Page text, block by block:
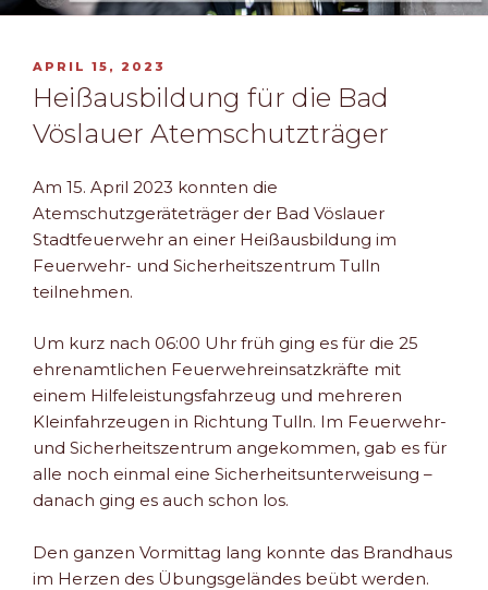
VERÖFFENTLICHT
AM
APRIL 15, 2023
Heißausbildung für die Bad
Vöslauer Atemschutzträger
Am 15. April 2023 konnten die
Atemschutzgeräteträger der Bad Vöslauer
Stadtfeuerwehr an einer Heißausbildung im
Feuerwehr- und Sicherheitszentrum Tulln
teilnehmen.
Um kurz nach 06:00 Uhr früh ging es für die 25
ehrenamtlichen Feuerwehreinsatzkräfte mit
einem Hilfeleistungsfahrzeug und mehreren
Kleinfahrzeugen in Richtung Tulln. Im Feuerwehr-
und Sicherheitszentrum angekommen, gab es für
alle noch einmal eine Sicherheitsunterweisung –
danach ging es auch schon los.
Den ganzen Vormittag lang konnte das Brandhaus
im Herzen des Übungsgeländes beübt werden.